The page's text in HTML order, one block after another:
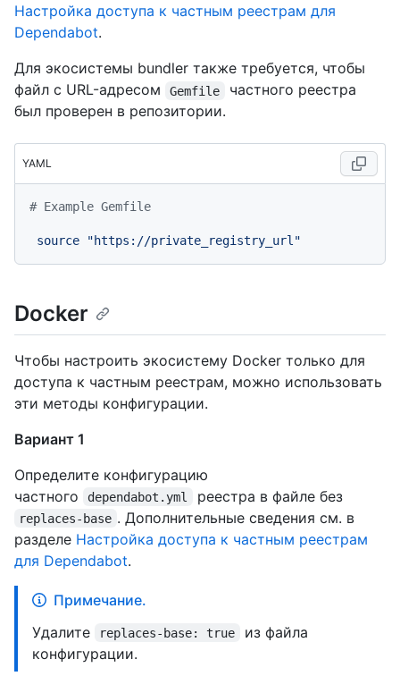
Настройка доступа к частным реестрам для
Dependabot.
Для экосистемы bundler также требуется, чтобы
файл с URL-адресом
Gemfile
частного реестра
был проверен в репозитории.
YAML
# Example Gemfile
source "https://private_registry_url"
Docker
Чтобы настроить экосистему Docker только для
доступа к частным реестрам, можно использовать
эти методы конфигурации.
Вариант 1
Определите конфигурацию
частного
dependabot.yml реестра в файле без
replaces-base . Дополнительные сведения см. в
разделе Настройка доступа к частным реестрам
для Dependabot.
Примечание.
Удалите
replaces-base: true
из файла
конфигурации.